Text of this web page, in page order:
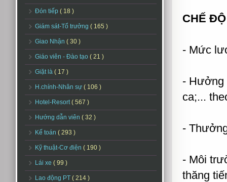
Đón tiếp ( 18 )
Giám sát-Tổ trưởng ( 165 )
Giao Nhận ( 30 )
Giáo viên - Đào tạo ( 21 )
Giặt là ( 17 )
H.chính-Nhân sự ( 106 )
Hotel-Resort( 567 )
Hướng dẫn viên ( 32 )
Kế toán ( 293 )
Kỹ thuật-Cơ điện ( 190 )
Lái xe ( 99 )
Lao động PT ( 214 )
CHẾ
- Mức
- Hưởng
ca;...
-
- Môi
thăng